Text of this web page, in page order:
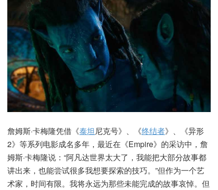
詹姆斯·卡梅隆凭借《泰坦尼克号》、《终结者》、《异形
2》等系列电影成名多年，最近在《Empire》的采访中，詹
姆斯·卡梅隆说：“阿凡达世界太大了，我能把大部分故事都
讲出来，也能尝试很多我想要探索的技巧。”但作为一个艺
术家，时间有限。我将永远为那些未能完成的故事哀悼。但